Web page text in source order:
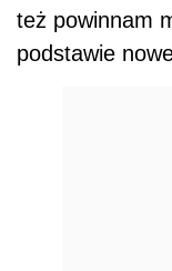
też powinnam
podstawie